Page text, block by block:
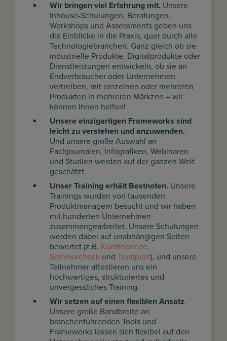
Wir bringen viel Erfahrung mit. Unsere
Inhouse-Schulungen, Beratungen,
Workshops und Assessments geben uns
die Einblicke in die Praxis, quer durch alle
Technologiebranchen. Ganz gleich ob sie
industrielle Produkte, Digitalprodukte oder
Dienstleistungen entwickeln, ob sie an
Endverbraucher oder Unternehmen
vertreiben, mit einzelnen oder mehreren
Produkten in mehreren Märkzen – wir
können Ihnen helfen!
Unsere einzigartigen Frameworks sind
leicht zu verstehen und anzuwenden.
Und unsere große Auswahl an
Fachjournalen, Infografiken, Webinaren
und Studien werden auf der ganzen Welt
geschätzt.
Unser Training erhält Bestnoten. Unsere
Trainings wurden von tausenden
Produktmanagern besucht und wir haben
mit hunderten Unternehmen
zusammengearbeitet. Unsere Schulungen
werden dabei auf unabhängigen Seiten
bewertet (z.B. Kursfinder.de,
Seminarcheck und Trustpilot), und unsere
Teilnehmer attestieren uns ein
hochwertiges, strukturiertes und
unvergessliches Training.
Wir setzen auf einen flexiblen Ansatz.
Unsere große Bandbreite an
branchenführenden Tools und
Frameworks lassen sich flexibel auf den